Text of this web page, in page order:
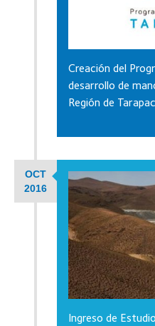
Creación del
desarrollo de
Región de
OCT
2016
Ingreso de